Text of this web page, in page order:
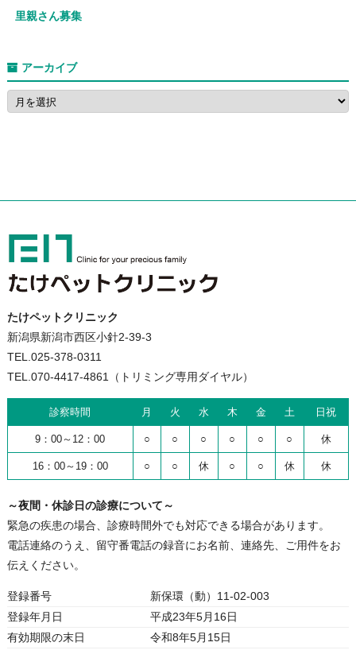
里親さん募集
アーカイブ
たけペットクリニック
新潟県新潟市西区小針2-39-3
TEL.025-378-0311
TEL.070-4417-4861（トリミング専用ダイヤル）
診察時間 月 火 水 木 金 土 日祝
9：00～12：00 ○ ○ ○ ○ ○ ○ 休
16：00～19：00 ○ ○ 休 ○ ○ 休 休
～夜間・休診日の診療について～
緊急の疾患の場合、診療時間外でも対応できる場合があります。
電話連絡のうえ、留守番電話の録音にお名前、連絡先、ご用件をお
伝えください。
登録番号
新保環（動）11-02-003
登録年月日
平成23年5月16日
有効期限の末日
令和8年5月15日